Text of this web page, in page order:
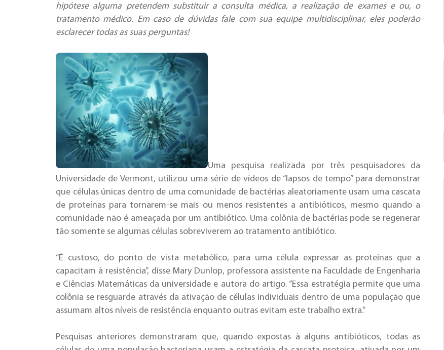
hipótese alguma pretendem substituir a consulta médica, a realização de exames e ou, o
tratamento médico. Em caso de dúvidas fale com sua equipe multidisciplinar, eles poderão
esclarecer todas as suas perguntas!
Uma pesquisa realizada por três pesquisadores da
Universidade de Vermont, utilizou uma série de vídeos de “lapsos de tempo” para demonstrar
que células únicas dentro de uma comunidade de bactérias aleatoriamente usam uma cascata
de proteínas para tornarem-se mais ou menos resistentes a antibióticos, mesmo quando a
comunidade não é ameaçada por um antibiótico. Uma colônia de bactérias pode se regenerar
tão somente se algumas células sobreviverem ao tratamento antibiótico.
“É custoso, do ponto de vista metabólico, para uma célula expressar as proteínas que a
capacitam à resistência”, disse Mary Dunlop, professora assistente na Faculdade de Engenharia
e Ciências Matemáticas da universidade e autora do artigo. “Essa estratégia permite que uma
colônia se resguarde através da ativação de células individuais dentro de uma população que
assumam altos níveis de resistência enquanto outras evitam este trabalho extra.”
Pesquisas anteriores demonstraram que, quando expostas à alguns antibióticos, todas as